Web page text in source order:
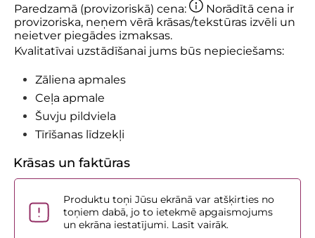
Paredzamā (provizoriskā) cena:
Norādītā cena ir
provizoriska, neņem vērā krāsas/tekstūras izvēli un
neietver piegādes izmaksas.
Kvalitatīvai uzstādīšanai jums būs nepieciešams:
Zāliena apmales
Ceļa apmale
Šuvju pildviela
Tīrīšanas līdzekļi
Krāsas un faktūras
Produktu toņi Jūsu ekrānā var atšķirties no
toņiem dabā, jo to ietekmē apgaismojums
un ekrāna iestatījumi. Lasīt vairāk.